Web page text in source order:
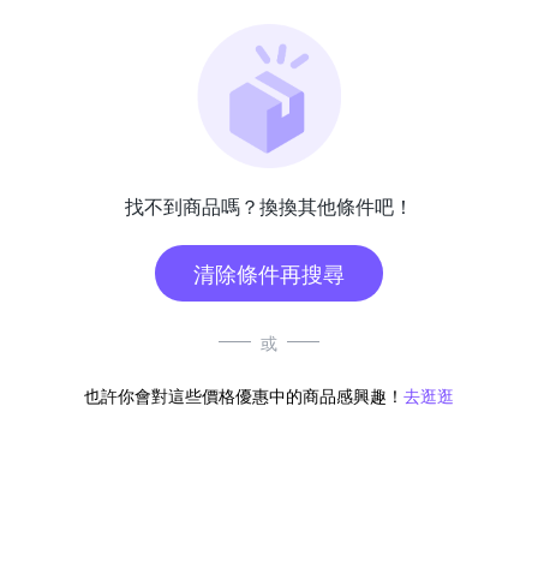
找不到商品嗎？換換其他條件吧！
清除條件再搜尋
或
也許你會對這些價格優惠中的商品感興趣！ 去逛逛